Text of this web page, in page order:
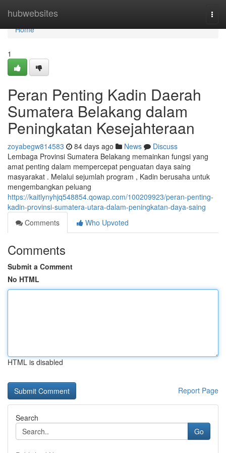
hubwebsites
Home
Home
1
Peran Penting Kadin Daerah
Sumatera Belakang dalam
Peningkatan Kesejahteraan
zoyabegw814583 84 days ago News
Discuss
Lembaga Provinsi Sumatera Belakang memainkan fungsi yang
amat penting dalam mempercepat penguatan daya saing
masyarakat . Melalui sejumlah program , Kadin berusaha untuk
mengembangkan peluang
https://kaitlynyhjq548854.qowap.com/100209923/peran-penting-
kadin-provinsi-sumatera-utara-dalam-peningkatan-daya-saing
Comments
Who Upvoted
Comments
Submit a Comment
No HTML
HTML is disabled
Report Page
Search
Go